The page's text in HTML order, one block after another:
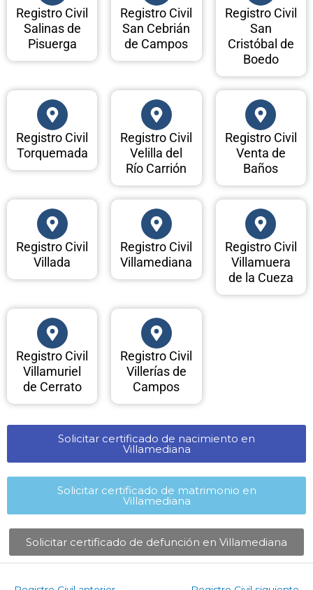
Registro Civil
Salinas de
Pisuerga
Registro Civil
San Cebrián
de Campos
Registro Civil
San
Cristóbal de
Boedo
Registro Civil
Torquemada
Registro Civil
Velilla del
Río Carrión
Registro Civil
Venta de
Baños
Registro Civil
Villada
Registro Civil
Villamediana
Registro Civil
Villamuera
de la Cueza
Registro Civil
Villamuriel
de Cerrato
Registro Civil
Villerías de
Campos
Solicitar certificado de nacimiento en
Villamediana​
Solicitar certificado de matrimonio en
Villamediana​
Solicitar certificado de defunción en Villamediana​